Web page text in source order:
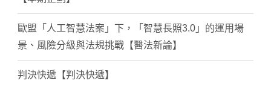
歐盟「人工智慧法案」下，「智慧長照3.0」的運用場
景、風險分級與法規挑戰【醫法新論】
判決快遞【判決快遞】